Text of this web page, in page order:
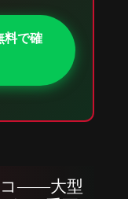
料で確
コ——大型